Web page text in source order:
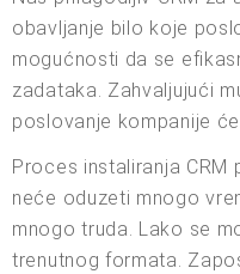
obavljanje bilo koje
mogućnosti da se
zadataka. Zahvaljujući
poslovanje kompanije
Proces instaliranja
neće oduzeti mnogo
mnogo truda. Lako se
trenutnog formata.